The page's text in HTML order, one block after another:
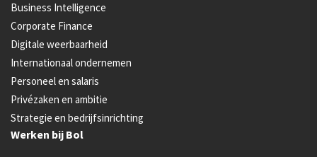
Business Intelligence
Corporate Finance
Digitale weerbaarheid
Internationaal ondernemen
Personeel en salaris
Privézaken en ambitie
Strategie en bedrijfsinrichting
Werken bij Bol